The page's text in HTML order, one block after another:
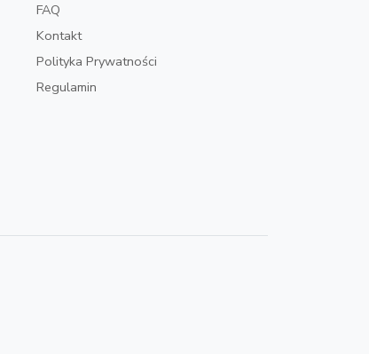
FAQ
Kontakt
Polityka Prywatności
Regulamin